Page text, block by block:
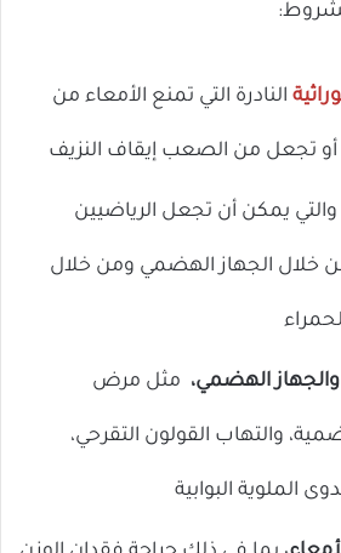
النادرة التي تمنع الأمعاء من
تجعل من الصعب إيقاف النزيف
والتي يمكن أن تجعل الرياضيين
خلال الجهاز الهضمي ومن خلال
الهضمي، مثل مرض
والتهاب القولون التقرحي،
الملوية البوابية